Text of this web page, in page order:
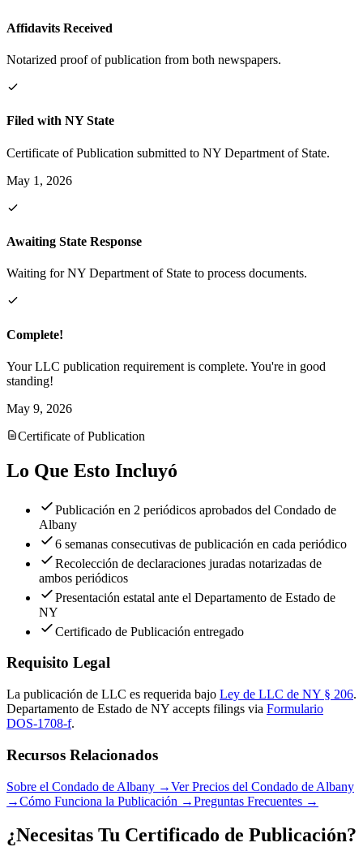
Affidavits Received
Notarized proof of publication from both newspapers.
Filed with NY State
Certificate of Publication submitted to NY Department of State.
May 1, 2026
Awaiting State Response
Waiting for NY Department of State to process documents.
Complete!
Your LLC publication requirement is complete. You're in good
standing!
May 9, 2026
Certificate of Publication
Lo Que Esto Incluyó
Publicación en 2 periódicos aprobados del Condado de
Albany
6 semanas consecutivas de publicación en cada periódico
Recolección de declaraciones juradas notarizadas de
ambos periódicos
Presentación estatal ante el Departamento de Estado de
NY
Certificado de Publicación entregado
Requisito Legal
La publicación de LLC es requerida bajo Ley de LLC de NY § 206.
Departamento de Estado de NY accepts filings via Formulario
DOS-1708-f.
Recursos Relacionados
Sobre el Condado de Albany →Ver Precios del Condado de Albany
→Cómo Funciona la Publicación →Preguntas Frecuentes →
¿Necesitas Tu Certificado de Publicación?